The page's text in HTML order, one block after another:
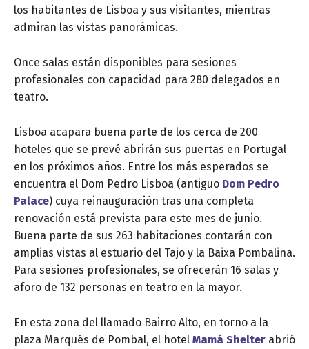
los habitantes de Lisboa y sus visitantes, mientras
admiran las vistas panorámicas.
Once salas están disponibles para sesiones
profesionales con capacidad para 280 delegados en
teatro.
Lisboa acapara buena parte de los cerca de 200
hoteles que se prevé abrirán sus puertas en Portugal
en los próximos años. Entre los más esperados se
encuentra el Dom Pedro Lisboa (antiguo Dom Pedro
Palace) cuya reinauguración tras una completa
renovación está prevista para este mes de junio.
Buena parte de sus 263 habitaciones contarán con
amplias vistas al estuario del Tajo y la Baixa Pombalina.
Para sesiones profesionales, se ofrecerán 16 salas y
aforo de 132 personas en teatro en la mayor.
En esta zona del llamado Bairro Alto, en torno a la
plaza Marqués de Pombal, el hotel Mamá Shelter abrió